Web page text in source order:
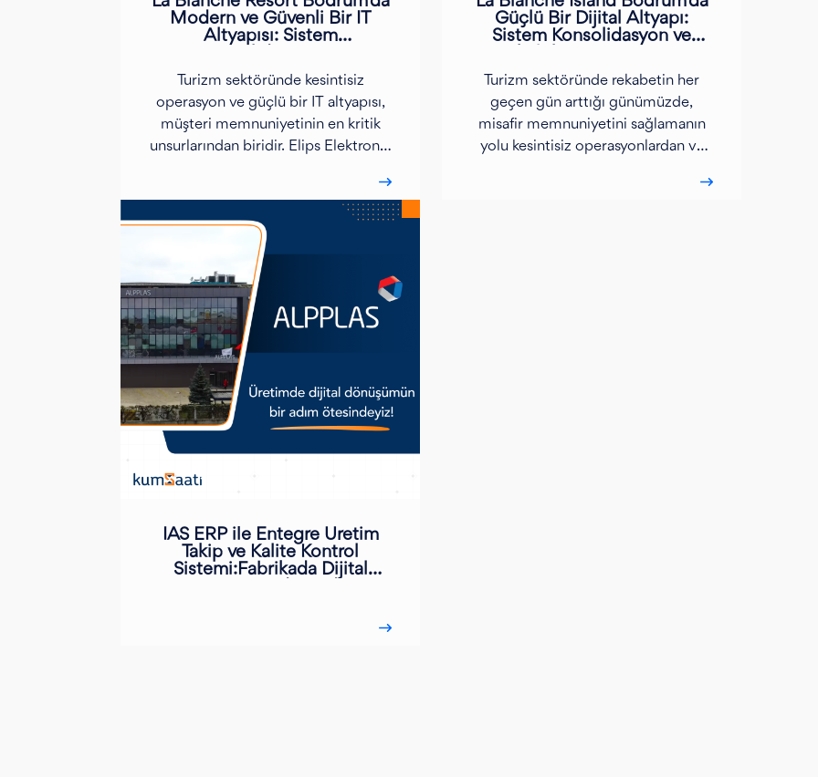
Modern ve Güvenli Bir IT
Altyapısı: Sistem
Rehabilitasyon Projemiz
Turizm sektöründe kesintisiz
operasyon ve güçlü bir IT altyapısı,
müşteri memnuniyetinin en kritik
unsurlarından biridir. Elips Elektronik
sahilinde yer alan, eşsiz manzaraları
seçenekleriyle misafirlerine
unutulmaz bir tatil deneyimi sunan
La Blanche Resort Bodrum için
gerçekleştirdiğimiz Sistem
Konsolidasyon ve Rehabilitasyon
Projesini başarıyla tamamladık.
Güçlü Bir Dijital Altyapı:
Sistem Konsolidasyon ve
Turizm sektöründe rekabetin her
geçen gün arttığı günümüzde,
misafir memnuniyetini sağlamanın
yolu kesintisiz operasyonlardan ve
IAS ERP ile Entegre Üretim
Takip ve Kalite Kontrol
Sistemi:Fabrikada Dijital